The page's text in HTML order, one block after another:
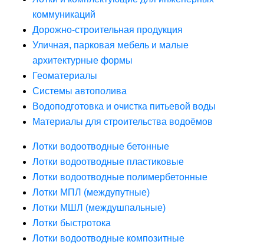
коммуникаций
Дорожно-строительная продукция
Уличная, парковая мебель и малые
архитектурные формы
Геоматериалы
Системы автополива
Водоподготовка и очистка питьевой воды
Материалы для строительства водоёмов
Лотки водоотводные бетонные
Лотки водоотводные пластиковые
Лотки водоотводные полимербетонные
Лотки МПЛ (междупутные)
Лотки МШЛ (междушпальные)
Лотки быстротока
Лотки водоотводные композитные